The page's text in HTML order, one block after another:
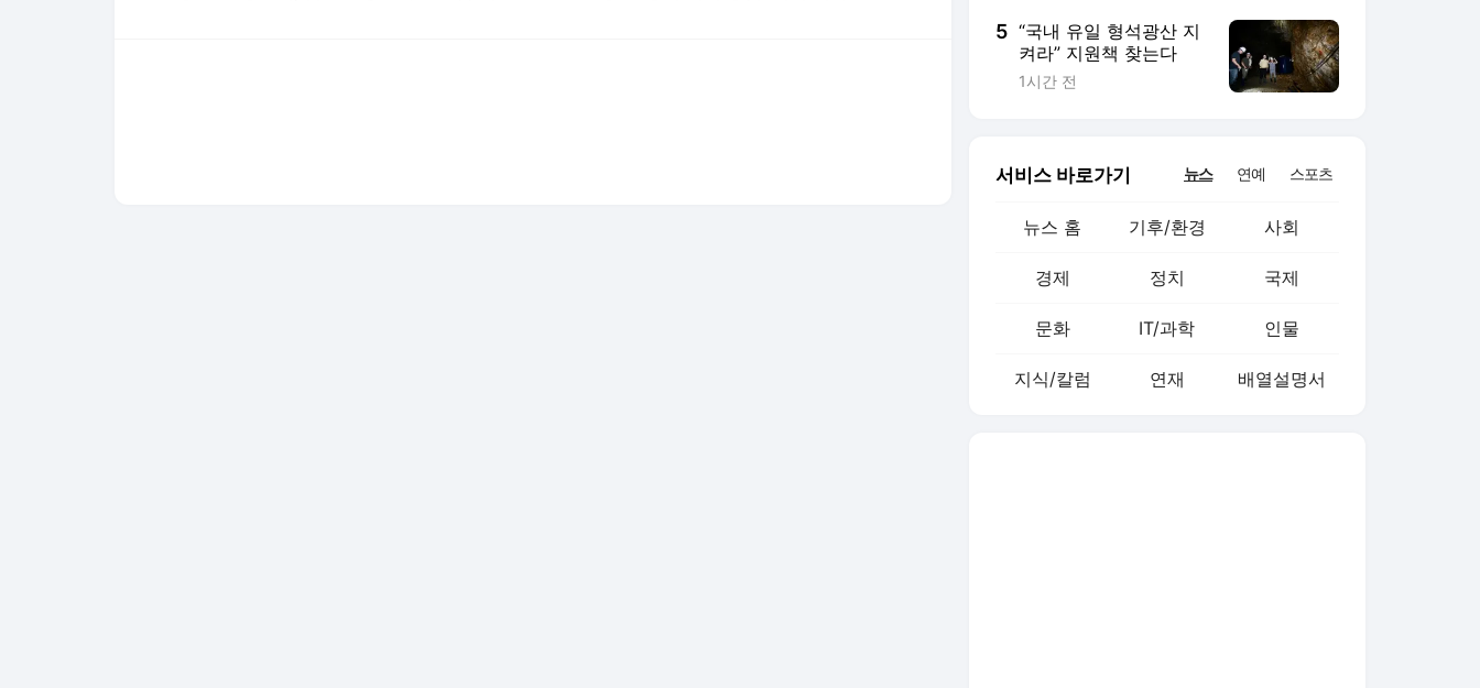
5 “국내 유일 형석광산 지
켜라” 지원책 찾는다
1시간 전
서비스 바로가기 뉴스 연예 스포츠
뉴스 홈 기후/환경 사회
경제 정치 국제
문화 IT/과학 인물
지식/칼럼 연재 배열설명서